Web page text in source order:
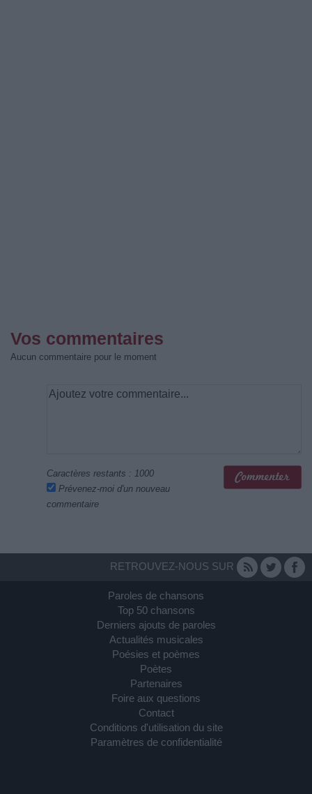
Vos commentaires
Aucun commentaire pour le moment
Caractères restants : 1000
Prévenez-moi d'un nouveau
commentaire
RETROUVEZ-NOUS SUR
Paroles de chansons
Top 50 chansons
Derniers ajouts de paroles
Actualités musicales
Poésies et poèmes
Poètes
Partenaires
Foire aux questions
Contact
Conditions d'utilisation du site
Paramètres de confidentialité